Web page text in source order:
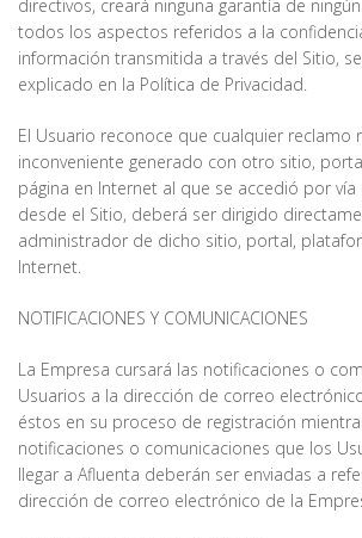
directivos, creará ninguna garantía de
todos los aspectos referidos a la
información transmitida a través del Sitio,
explicado en la Política de Privacidad.
El Usuario reconoce que cualquier reclamo
inconveniente generado con otro sitio,
página en Internet al que se accedió por
desde el Sitio, deberá ser dirigido
administrador de dicho sitio, portal,
Internet.
NOTIFICACIONES Y COMUNICACIONES
La Empresa cursará las notificaciones o
Usuarios a la dirección de correo
éstos en su proceso de registración
notificaciones o comunicaciones que los
llegar a Afluenta deberán ser enviadas a
dirección de correo electrónico de la